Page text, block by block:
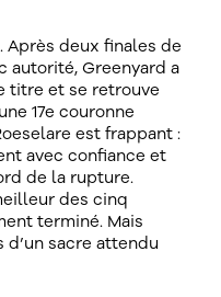
Après deux finales de
autorité, Greenyard a
titre et se retrouve
17e couronne
est frappant :
avec confiance et
de la rupture.
des cinq
terminé. Mais
d’un sacre attendu